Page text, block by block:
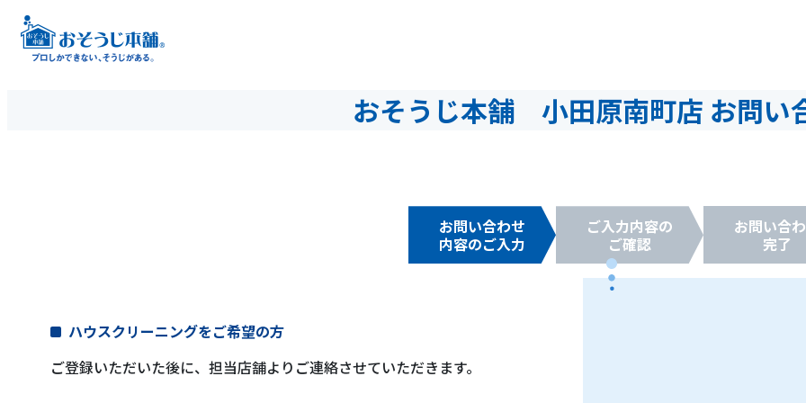
おそうじ本舗 小田原南町店 お問い
お問い合わせ
内容のご入力
ご入力内容の
ご確認
お問い合
完了
ハウスクリーニングをご希望の方
ご登録いただいた後に、担当店舗よりご連絡させていただきます。